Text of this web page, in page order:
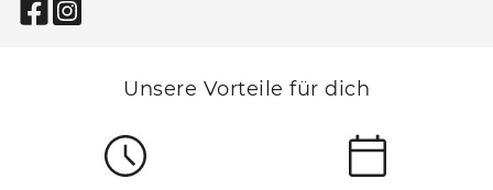
Unsere Vorteile für dich